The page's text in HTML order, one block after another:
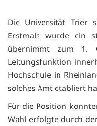
Die Universität Trier
Erstmals wurde ein
übernimmt zum 1.
Leitungsfunktion
Hochschule in
solches Amt etabliert
Für die Position
Wahl erfolgte durch